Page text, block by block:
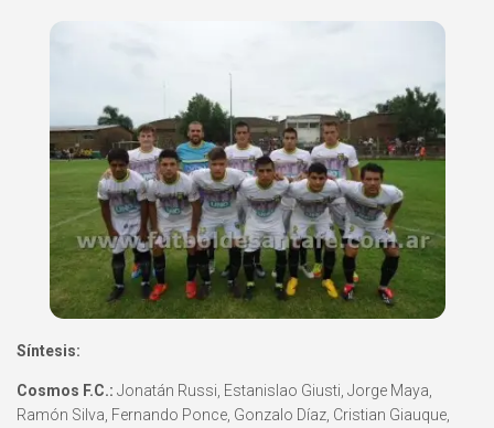
Síntesis:
Cosmos F.C.: Jonatán Russi, Estanislao Giusti, Jorge Maya,
Ramón Silva, Fernando Ponce, Gonzalo Díaz, Cristian Giauque,